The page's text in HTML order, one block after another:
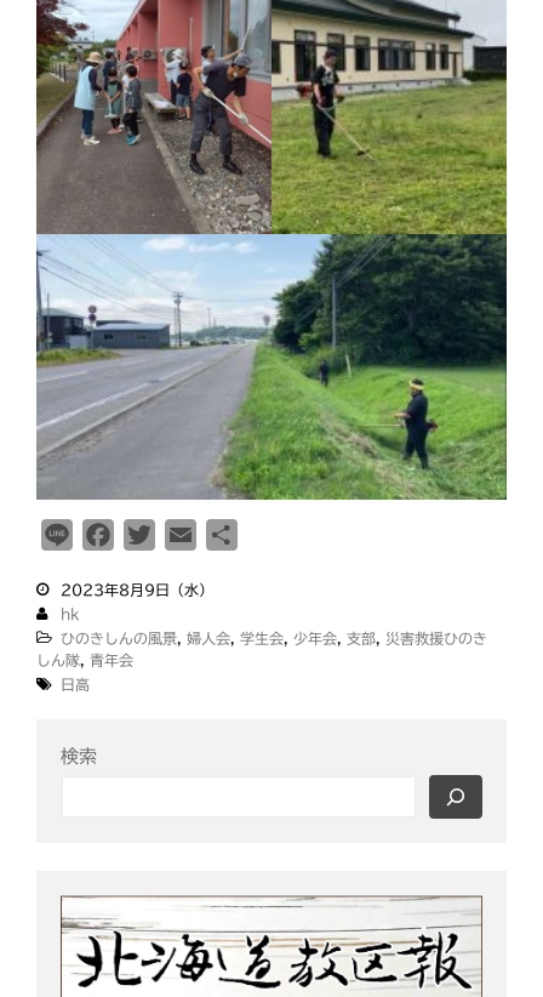
教誨師
札幌 札幌中南
札幌北西 札幌東
札幌白豊 渡島
災救通信 献血 空知
紋別 網走 苫小牧 釧根
n
e
c
e
b
i
t
a
i
2023年8月9日（水）
hk
ひのきしんの風景
婦人会 学生会 少年会 支部
災害救援ひのき
しん隊
青年会
日高
検索